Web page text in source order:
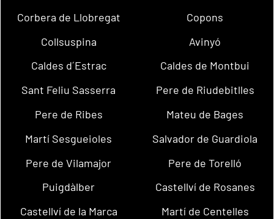
Corbera de Llobregat
Copons
Collsuspina
Avinyó
Caldes d´Estrac
Caldes de Montbui
Sant Feliu Sasserra
Pere de Riudebitlles
Pere de Ribes
Mateu de Bages
Martí Sesgueioles
Salvador de Guardiola
Pere de Vilamajor
Pere de Torelló
Puigdàlber
Castellví de Rosanes
Castellví de la Marca
Martí de Centelles